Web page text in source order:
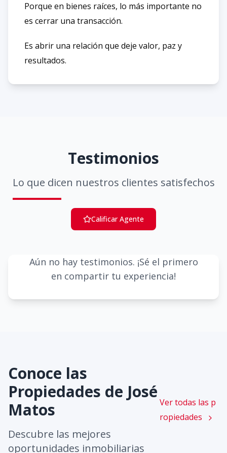
Porque en bienes raíces, lo más importante no
es cerrar una transacción.
Es abrir una relación que deje valor, paz y
resultados.
Testimonios
Lo que dicen nuestros clientes satisfechos
Calificar Agente
Aún no hay testimonios. ¡Sé el primero
en compartir tu experiencia!
Conoce las
Propiedades de José
Matos
Descubre las mejores
oportunidades inmobiliarias
Ver todas las p
ropiedades